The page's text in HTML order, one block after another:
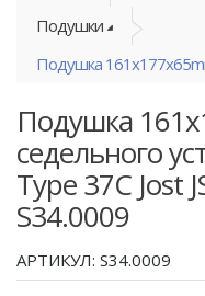
Подушки
Подушка
Подушка
седельного
Type 37C Jost
S34.0009
АРТИКУЛ: S34.0009